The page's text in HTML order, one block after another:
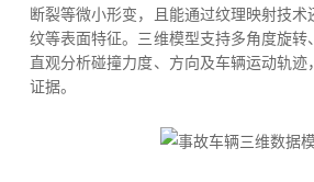
断裂等微小形变，且能通过纹理映射技
纹等表面特征。三维模型支持多角度旋转
直观分析碰撞力度、方向及车辆运动轨
证据。